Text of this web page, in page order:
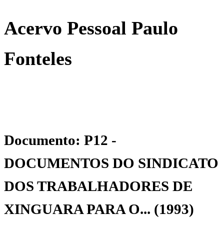
Acervo Pessoal Paulo
Fonteles
Documento: P12 -
DOCUMENTOS DO SINDICATO
DOS TRABALHADORES DE
XINGUARA PARA O... (1993)